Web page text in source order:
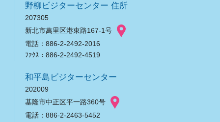
野柳ビジターセンター 住所
207305
新北市萬里区港東路167-1号
電話：886-2-2492-2016
ﾌｧｸｽ：886-2-2492-4519
和平島ビジターセンター
202009
基隆市中正区平一路360号
電話：886-2-2463-5452